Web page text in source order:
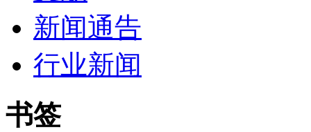
新闻通告
行业新闻
书签